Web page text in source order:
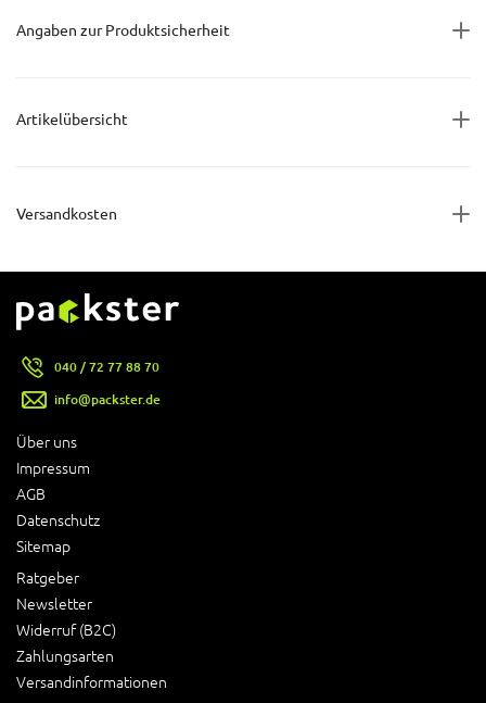
Angaben zur Produktsicherheit
Artikelübersicht
Versandkosten
Über uns
Impressum
AGB
Datenschutz
Sitemap
Ratgeber
Newsletter
Widerruf (B2C)
Zahlungsarten
Versandinformationen
040 / 72 77 88 70
info@packster.de